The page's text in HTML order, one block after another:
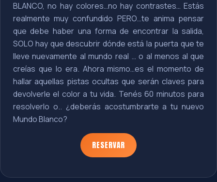
BLANCO, no hay colores…no hay contrastes… Estás
realmente muy confundido PERO…te anima pensar
que debe haber una forma de encontrar la salida,
SOLO hay que descubrir dónde está la puerta que te
lleve nuevamente al mundo real … o al menos al que
creías que lo era. Ahora mismo…es el momento de
hallar aquellas pistas ocultas que serán claves para
devolverle el color a tu vida. Tenés 60 minutos para
resolverlo o.. ¿deberás acostumbrarte a tu nuevo
Mundo Blanco?
RESERVAR